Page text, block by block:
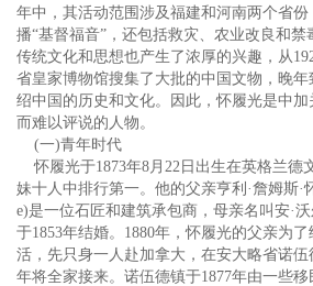
年中，其活动范围涉及福建和河南两个省
播“基督福音”，还包括救灾、农业改良和
传统文化和思想也产生了浓厚的兴趣，从
省皇家博物馆搜集了大批的中国文物，晚
绍中国的历史和文化。因此，怀履光是中
而难以评说的人物。
(一)青年时代
怀履光于1873年8月22日出生在英格兰德
妹十人中排行第一。他的父亲亨利·詹姆斯·
e)是一位石匠和建筑承包商，母亲名叫安·
于1853年结婚。1880年，怀履光的父亲为
活，先只身一人赴加拿大，在安大略省诺
年将全家接来。诺伍德镇于1877年由一些